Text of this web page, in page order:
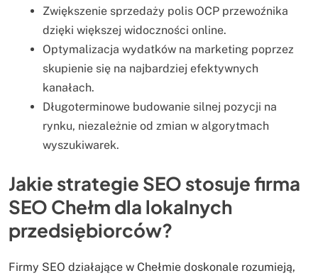
Zwiększenie sprzedaży polis OCP przewoźnika
dzięki większej widoczności online.
Optymalizacja wydatków na marketing poprzez
skupienie się na najbardziej efektywnych
kanałach.
Długoterminowe budowanie silnej pozycji na
rynku, niezależnie od zmian w algorytmach
wyszukiwarek.
Jakie strategie SEO stosuje firma
SEO Chełm dla lokalnych
przedsiębiorców?
Firmy SEO działające w Chełmie doskonale rozumieją,